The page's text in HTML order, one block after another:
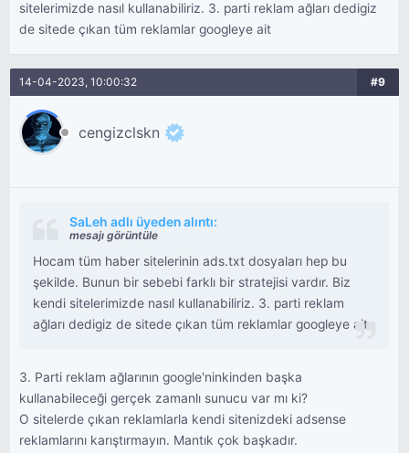
sitelerimizde nasıl kullanabiliriz. 3. parti reklam ağları dedigiz
de sitede çıkan tüm reklamlar googleye ait
14-04-2023, 10:00:32 #9
cengizclskn
SaLeh adlı üyeden alıntı:
mesajı görüntüle
Hocam tüm haber sitelerinin ads.txt dosyaları hep bu
şekilde. Bunun bir sebebi farklı bir stratejisi vardır. Biz
kendi sitelerimizde nasıl kullanabiliriz. 3. parti reklam
ağları dedigiz de sitede çıkan tüm reklamlar googleye ait
3. Parti reklam ağlarının google'ninkinden başka
kullanabileceği gerçek zamanlı sunucu var mı ki?
O sitelerde çıkan reklamlarla kendi sitenizdeki adsense
reklamlarını karıştırmayın. Mantık çok başkadır.